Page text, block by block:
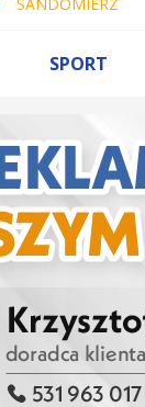
SANDOMIERZ
SPORT